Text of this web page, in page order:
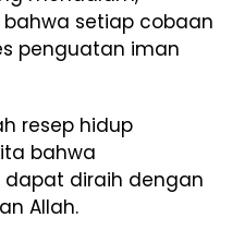
setiap cobaan
penguatan iman
resep hidup
bahwa
diraih dengan
Allah.